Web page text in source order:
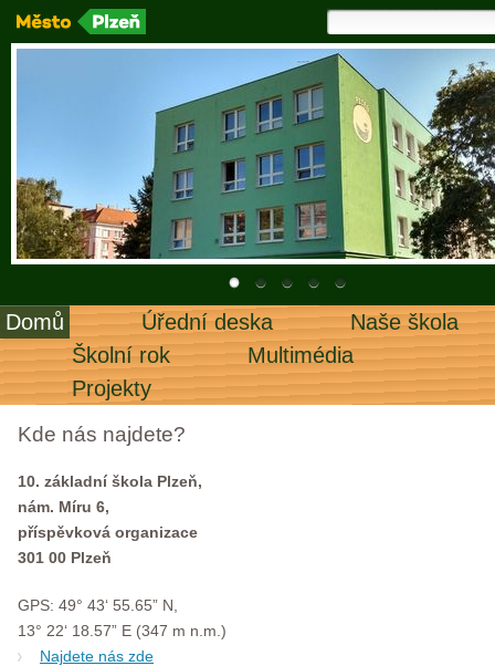
Domů Úřední deska
Naše škola
Školní rok
Multimédia
Projekty
Kde nás najdete?
10. základní škola Plzeň,
nám. Míru 6,
příspěvková organizace
301 00 Plzeň
GPS: 49° 43‘ 55.65” N,
13° 22‘ 18.57” E (347 m n.m.)
Najdete nás zde